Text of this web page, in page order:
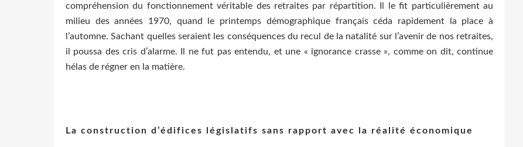
compréhension du fonctionnement véritable des retraites par répartition. Il le fit particulièrement au
milieu des années 1970, quand le printemps démographique français céda rapidement la place à
l’automne. Sachant quelles seraient les conséquences du recul de la natalité sur l’avenir de nos retraites,
il poussa des cris d’alarme. Il ne fut pas entendu, et une « ignorance crasse », comme on dit, continue
hélas de régner en la matière.
La construction d’édifices législatifs sans rapport avec la réalité économique